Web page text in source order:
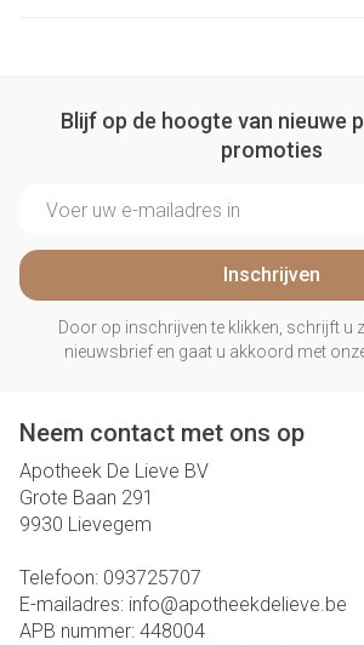
Blijf op de hoogte van nieuwe
promoties
Inschrijven
Door op inschrijven te klikken, schrijft u
nieuwsbrief en gaat u akkoord met
Neem contact met ons op
Apotheek De Lieve BV
Grote Baan 291
9930 Lievegem
Telefoon: 093725707
E-mailadres: info@apotheekdelieve.be
APB nummer: 448004